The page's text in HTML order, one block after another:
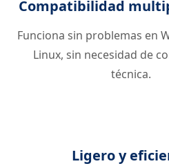
Compatibilidad
Funciona sin problemas en
Linux, sin necesidad de
técnica.
Ligero y